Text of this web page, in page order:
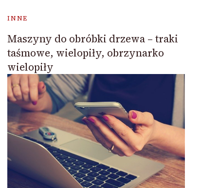
INNE
Maszyny do obróbki drzewa – traki
taśmowe, wielopiły, obrzynarko
wielopiły